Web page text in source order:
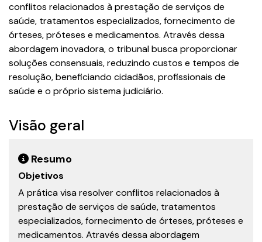
conflitos relacionados à prestação de serviços de
saúde, tratamentos especializados, fornecimento de
órteses, próteses e medicamentos. Através dessa
abordagem inovadora, o tribunal busca proporcionar
soluções consensuais, reduzindo custos e tempos de
resolução, beneficiando cidadãos, profissionais de
saúde e o próprio sistema judiciário.
Visão geral
Resumo
Objetivos
A prática visa resolver conflitos relacionados à
prestação de serviços de saúde, tratamentos
especializados, fornecimento de órteses, próteses e
medicamentos. Através dessa abordagem